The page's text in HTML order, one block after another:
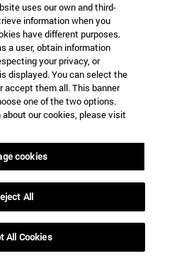
Varios artistas
uses our own and third-
information when you
have different purposes.
a user, obtain information
your privacy, or
displayed. You can select the
accept them all. This banner
one of the two options.
our cookies, please visit
cookies
All
All Cookies